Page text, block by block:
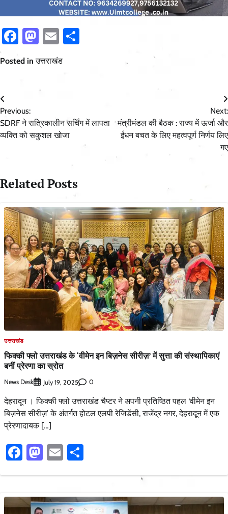
Facebook
Mastodon
Email
Posted inउत्तराखंड
Post
navigation
Previous:
SDRF ने रात्रिकालीन सर्चिंग में लापता
व्यक्ति को सकुशल खोजा
Next:
मंत्रीमंडल की बैठक : राज्य में ऊर्जा और
ईंधन बचत के लिए महत्वपूर्ण निर्णय लिए
गए
Related Posts
उत्तराखंड
फिक्की फ्लो उत्तराखंड के ‘वीमेन इन बिज़नेस सीरीज़’ में सुत्ता की संस्थापिकाएं
बनीं प्रेरणा का स्रोत
News Desk July 19, 2025 0
देहरादून । फिक्की फ्लो उत्तराखंड चैप्टर ने अपनी प्रतिष्ठित पहल ‘वीमेन इन
बिज़नेस सीरीज़’ के अंतर्गत होटल एलपी रेजिडेंसी, राजेंद्र नगर, देहरादून में एक
प्रेरणादायक […]
Facebook
Mastodon
Email